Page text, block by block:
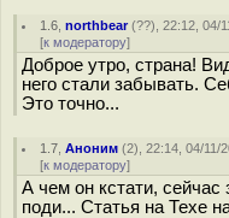
1.6 ,northbear(??), 22:12, 04/
[к модератору]
Доброе утро, страна!
него стали забывать.
Это точно...
1.7 ,Аноним (2), 22:14, 04/11/
[к модератору]
А чем он кстати,
поди... Статья на Техе